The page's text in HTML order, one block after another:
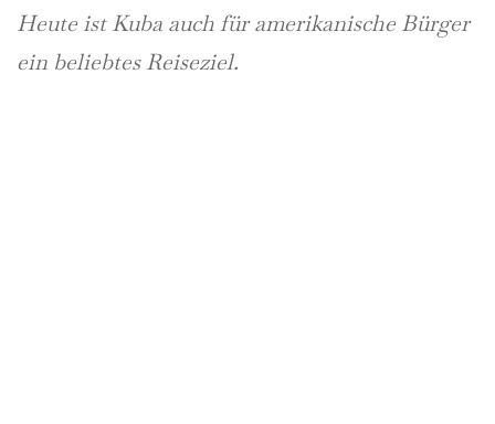
Heute ist Kuba auch für amerikanische Bürger
ein beliebtes Reiseziel.